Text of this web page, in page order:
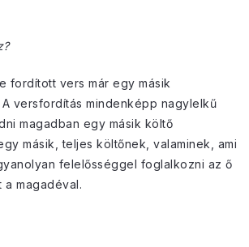
fordított vers már egy másik
versfordítás mindenképp nagylelkű
magadban egy másik költő
másik, teljes költőnek, valaminek, ami
felelősséggel foglalkozni az ő
magadéval.